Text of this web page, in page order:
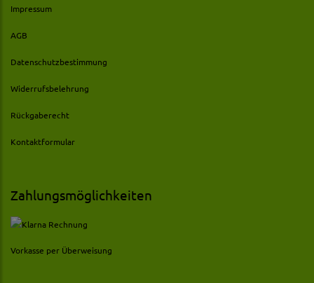
Impressum
AGB
Datenschutzbestimmung
Widerrufsbelehrung
Rückgaberecht
Kontaktformular
Zahlungsmöglichkeiten
Vorkasse per Überweisung